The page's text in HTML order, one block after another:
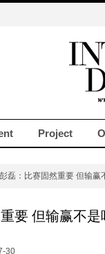
Project
磊：比赛固然重要 但输赢
要 但输赢不
30